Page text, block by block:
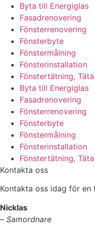
Byta till Energiglas
Fasadrenovering
Fönsterrenovering
Fönsterbyte
Fönstermålning
Fönsterinstallation
Fönstertätning,
Byta till Energiglas
Fasadrenovering
Fönsterrenovering
Fönsterbyte
Fönstermålning
Fönsterinstallation
Fönstertätning,
Kontakta oss
Kontakta oss idag för
Nicklas
– Samordnare